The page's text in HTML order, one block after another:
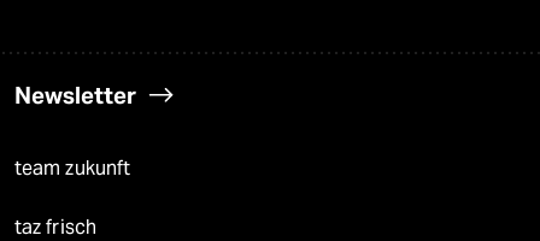
Newsletter
team zukunft
taz frisch